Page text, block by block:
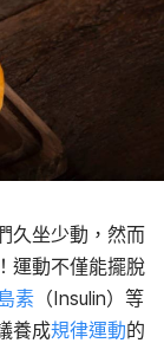
久坐少動，然而
運動不僅能擺脫
素 （Insulin）等
養成規律運動的